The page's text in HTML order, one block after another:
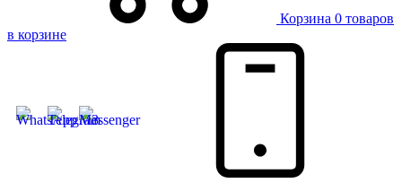
Корзина 0 товаров
в корзине